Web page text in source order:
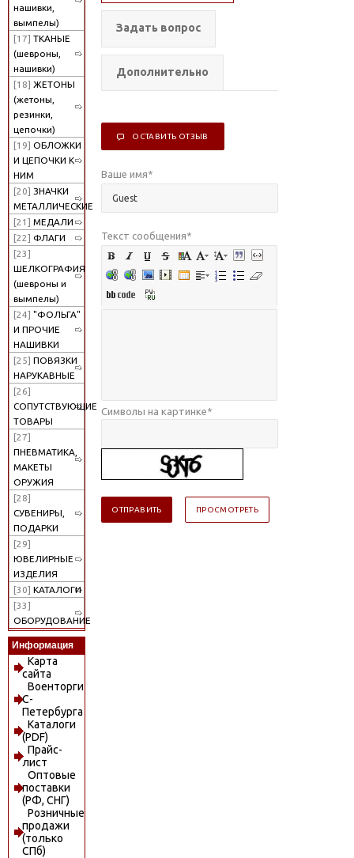
нашивки,
вымпелы)
[17] ТКАНЫЕ
(шевроны,
нашивки)
[18] ЖЕТОНЫ
(жетоны,
резинки,
цепочки)
[19] ОБЛОЖКИ
И ЦЕПОЧКИ К
НИМ
[20] ЗНАЧКИ
МЕТАЛЛИЧЕСКИЕ
[21] МЕДАЛИ
[22] ФЛАГИ
[23]
ШЕЛКОГРАФИЯ
(шевроны и
вымпелы)
[24] "ФОЛЬГА"
И ПРОЧИЕ
НАШИВКИ
[25] ПОВЯЗКИ
НАРУКАВНЫЕ
[26]
СОПУТСТВУЮЩИЕ
ТОВАРЫ
[27]
ПНЕВМАТИКА,
МАКЕТЫ
ОРУЖИЯ
[28]
СУВЕНИРЫ,
ПОДАРКИ
[29]
ЮВЕЛИРНЫЕ
ИЗДЕЛИЯ
[30] КАТАЛОГИ
[33]
ОБОРУДОВАНИЕ
Информация
Карта
сайта
Военторги
С-
Петербурга
Каталоги
(PDF)
Прайс-
лист
Оптовые
поставки
(РФ, СНГ)
Розничные
продажи
(только
СПб)
Задать вопрос
Дополнительно
ОСТАВИТЬ ОТЗЫВ
Ваше имя*
Текст сообщения*
Символы на картинке*